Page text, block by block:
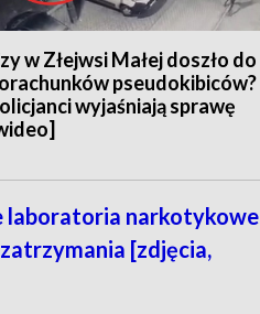
w Złejwsi Małej doszło do
pseudokibiców?
wyjaśniają sprawę
laboratoria narkotykowe
[zdjęcia,